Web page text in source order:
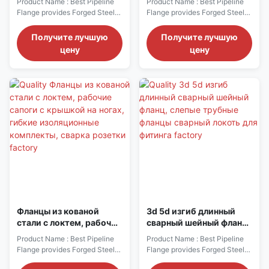
фланцы выходные соски
расщепленные зажимы
Flange provides Forged Steel
Material ALUMINUM - 1100,
2014, 3003, 5083, 5086
Flanges we also provide:
FLANGES MSS-SP-44
FLANGES/ANSI B 16.47
SERIES A API TYPE 6A - RTJ
Face Flanges. API-605
FLANGES/ANSI B 16.47
Получите лучшую
цену
Caps 45-градусный
локоть RC-BL
Фланцевая
противоржавеющая
поверхность
Flange provides Forged Steel
Material ALUMINUM - 1100,
2014, 3003, 5083, 5086
Flanges we also provide:
FLANGES MSS-SP-44
FLANGES/ANSI B 16.47
SERIES A API TYPE 6A - RTJ
Face Flanges. API-605
FLANGES/ANSI B 16.47
SERIES B A.G.A. ...
Получите лучшую
цену
Фланцы из кованой
стали с локтем, рабочие
сапоги с крышкой на
ногах, гибкие
изоляционные
Product Name : Best Pipeline
Flange provides Forged Steel
3d 5d изгиб длинный
сварный шейный фланц,
слепые трубные фланцы
сварный локоть для
фитинга
Product Name : Best Pipeline
Flange provides Forged Steel